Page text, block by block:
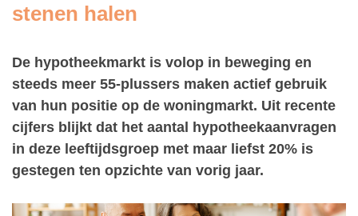
stenen halen
De hypotheekmarkt is volop in beweging en
steeds meer 55-plussers maken actief gebruik
van hun positie op de woningmarkt. Uit recente
cijfers blijkt dat het aantal hypotheekaanvragen
in deze leeftijdsgroep met maar liefst 20% is
gestegen ten opzichte van vorig jaar.